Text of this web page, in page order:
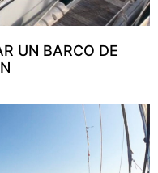
UN BARCO DE